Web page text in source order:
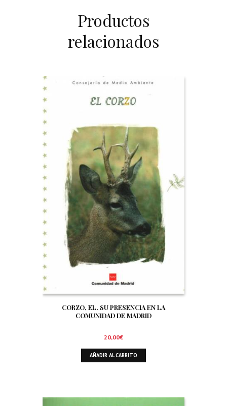
Productos
relacionados
CORZO, EL. SU PRESENCIA EN LA
COMUNIDAD DE MADRID
20,00€
AÑADIR AL CARRITO